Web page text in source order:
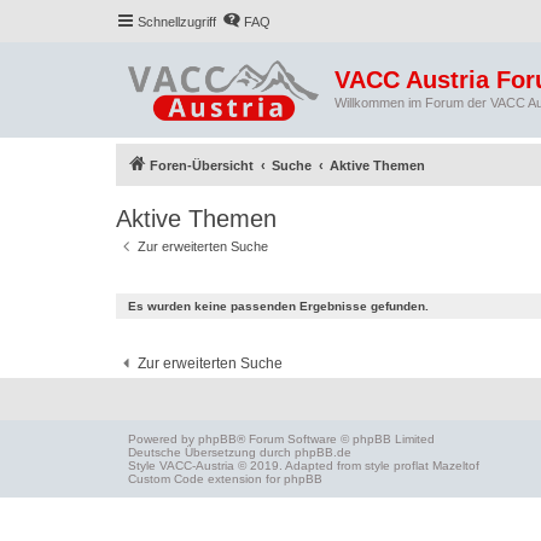
Schnellzugriff FAQ
VACC Austria
Willkommen im Forum der VACC
Foren-Übersicht Suche Aktive Themen
Aktive Themen
Zur erweiterten Suche
Es wurden keine passenden Ergebnisse gefunden.
Zur erweiterten Suche
Powered by phpBB® Forum Software © phpBB Limited
Deutsche Übersetzung durch phpBB.de
Style VACC-Austria © 2019. Adapted from style proflat Mazeltof
Custom Code extension for phpBB